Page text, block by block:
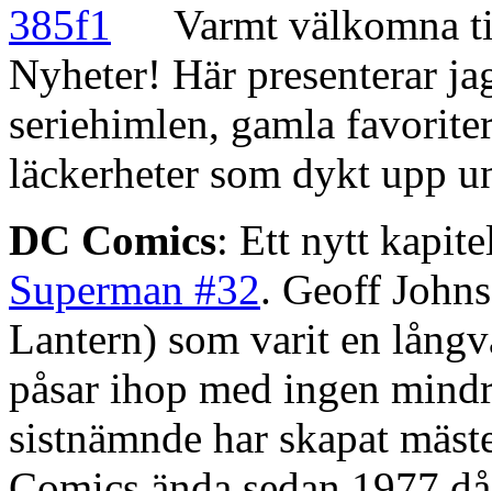
Varmt välkomna
Nyheter! Här presenterar
seriehimlen, gamla
läckerheter som dykt upp
DC Comics: Ett nytt
Superman #32. Geoff
Lantern) som varit en
påsar ihop med ingen
sistnämnde har skapat